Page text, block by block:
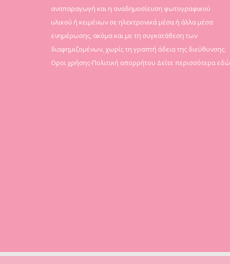
αναπαραγωγή και η αναδημοσίευση φωτογραφικού
υλικού ή κειμένων σε ηλεκτρονικά μέσα ή άλλα μέσα
ενημέρωσης, ακόμα και με τη συγκατάθεση των
διαφημιζομένων, χωρίς τη γραπτή άδεια της διεύθυνσης.
Οροι χρήσης-Πολιτική απορρήτου Δείτε περισσότερα εδώ